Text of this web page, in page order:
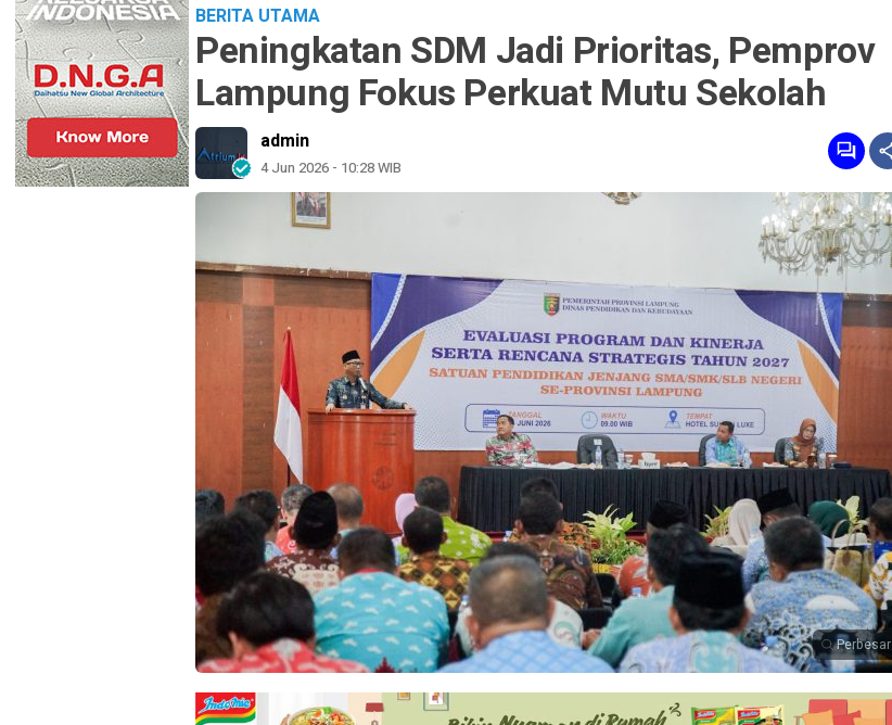
BERITA UTAMA
Peningkatan SDM Jadi Prioritas, Pemprov
Lampung Fokus Perkuat Mutu Sekolah
admin
4 Jun 2026 - 10:28 WIB
Perbesar